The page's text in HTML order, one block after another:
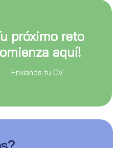
próximo reto
aquí!
Envianos tu CV